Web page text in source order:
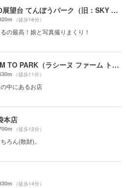
サンシャイン60展望台 てんぼうパーク（旧：SKY CIRCUS サンシャイン60展望台）
（徒歩16分）
の最高！娘と写真撮りまくり！
RACINES FARM TO PARK（ラシーヌ ファーム トゥー パーク）
（徒歩11分）
中にあるお店
本店
（徒歩12分）
ろん(散財)。
（徒歩14分）